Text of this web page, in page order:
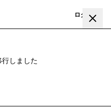
ログイン
しました